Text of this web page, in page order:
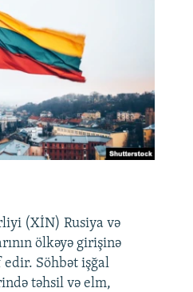
(XİN) Rusiya və
ölkəyə girişinə
edir. Söhbət işğal
təhsil və elm,